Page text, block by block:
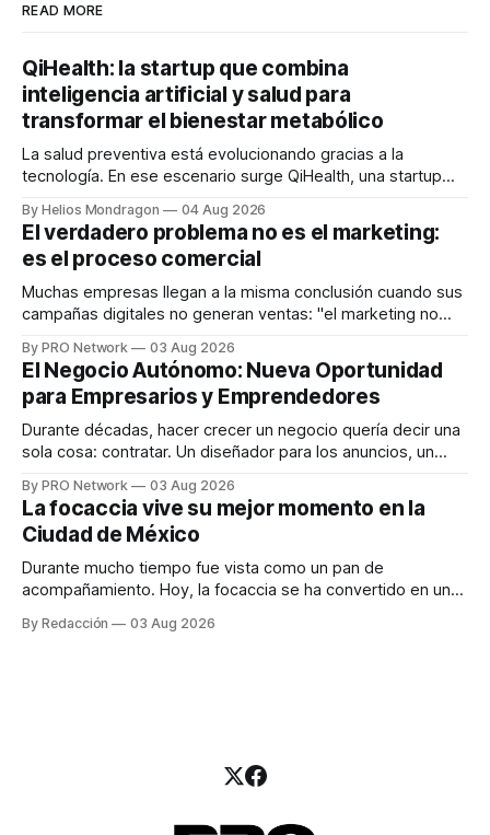
READ MORE
QiHealth: la startup que combina
inteligencia artificial y salud para
transformar el bienestar metabólico
La salud preventiva está evolucionando gracias a la
tecnología. En ese escenario surge QiHealth, una startup
dispositivos inteligentes, inteligencia artificial y monitoreo
en tiempo real para ayudar a las personas a tomar mejores
decisiones sobre su salud metabólica. Su propuesta busca
responder
By Helios Mondragon 04 Aug 2026
El verdadero problema no es el marketing:
es el proceso comercial
Muchas empresas llegan a la misma conclusión cuando sus
campañas digitales no generan ventas: "el marketing no
INTERIUS, el problema suele estar en otro lugar. Durante
una entrevista para el podcast SER PRO, el especialista en
marketing digital explicó que
By PRO Network 03 Aug 2026
El Negocio Autónomo: Nueva Oportunidad
para Empresarios y Emprendedores
Durante décadas, hacer crecer un negocio quería decir una
sola cosa: contratar. Un diseñador para los anuncios, un
para los textos, alguien que supiera de publicidad digital
para encontrar prospectos, un vendedor para atender
llamadas y mensajes, y —con suerte— una persona
By PRO Network 03 Aug 2026
La focaccia vive su mejor momento en la
Ciudad de México
Durante mucho tiempo fue vista como un pan de
acompañamiento. Hoy, la focaccia se ha convertido en uno
artesanal, ingredientes de calidad y experiencias que
By Redacción 03 Aug 2026